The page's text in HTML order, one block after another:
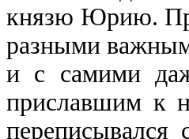
князю Юрию.
разными
и с самими
приславшим к